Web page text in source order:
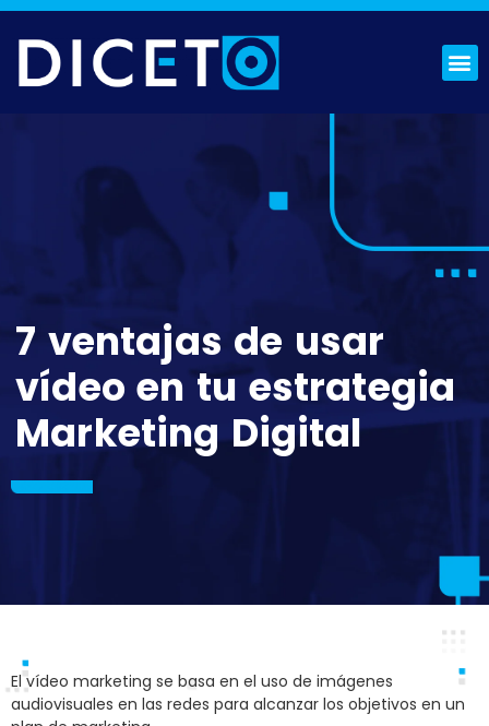
7 ventajas de usar
vídeo en tu estrategia
Marketing Digital
El vídeo marketing se basa en el uso de imágenes
audiovisuales en las redes para alcanzar los objetivos en un